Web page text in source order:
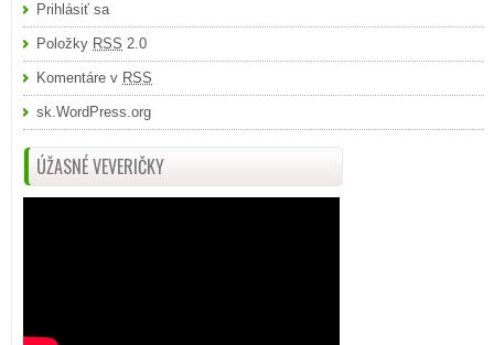
Prihlásiť sa
Položky RSS 2.0
Komentáre v RSS
sk.WordPress.org
ÚŽASNÉ VEVERIČKY